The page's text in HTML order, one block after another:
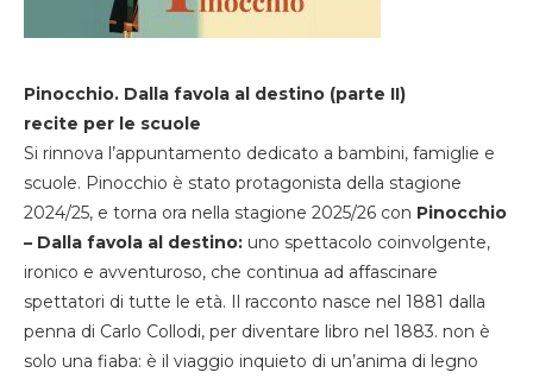
Pinocchio. Dalla favola al destino (parte II)
recite per le scuole
Si rinnova l’appuntamento dedicato a bambini, famiglie e
scuole. Pinocchio è stato protagonista della stagione
2024/25, e torna ora nella stagione 2025/26 con Pinocchio
– Dalla favola al destino: uno spettacolo coinvolgente,
ironico e avventuroso, che continua ad affascinare
spettatori di tutte le età. Il racconto nasce nel 1881 dalla
penna di Carlo Collodi, per diventare libro nel 1883. non è
solo una fiaba: è il viaggio inquieto di un’anima di legno